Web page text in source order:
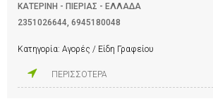
ΚΑΤΕΡΙΝΗ - ΠΙΕΡΙΑΣ - ΕΛΛΑΔΑ
2351026644 6945180048
Κατηγορία: Αγορές / Είδη Γραφείου
ΠΕΡΙΣΣΟΤΕΡΑ